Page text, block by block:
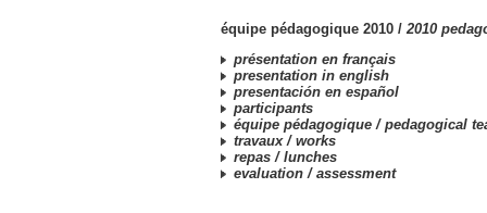
équipe pédagogique 2010 /2010
présentation en français
presentation in english
presentación en español
participants
équipe pédagogique / pedagogical
travaux / works
repas / lunches
evaluation / assessment